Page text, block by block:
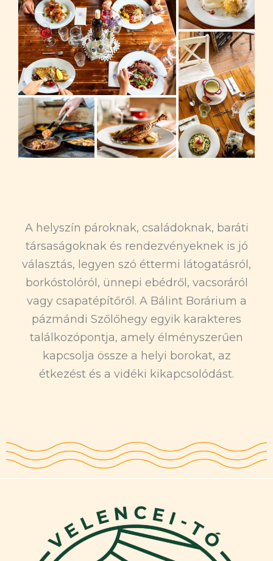
A helyszín pároknak, családoknak, baráti
társaságoknak és rendezvényeknek is jó
választás, legyen szó éttermi látogatásról,
borkóstolóról, ünnepi ebédről, vacsoráról
vagy csapatépítőről. A Bálint Borárium a
pázmándi Szőlőhegy egyik karakteres
találkozópontja, amely élményszerűen
kapcsolja össze a helyi borokat, az
étkezést és a vidéki kikapcsolódást.